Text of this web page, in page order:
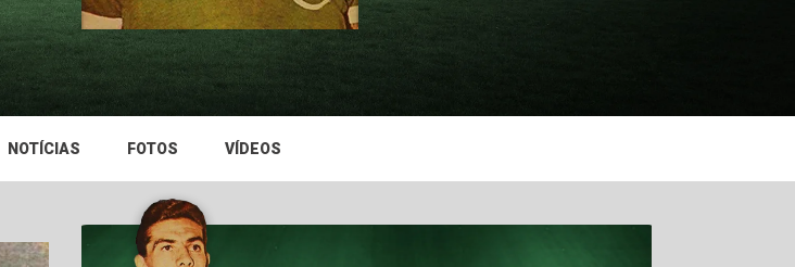
NOTÍCIAS FOTOS VÍDEOS